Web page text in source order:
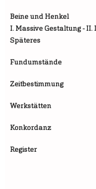
Beine und Henkel
I. Massive Gestaltung -
Späteres
Fundumstände
Zeitbestimmung
Werkstätten
Konkordanz
Register